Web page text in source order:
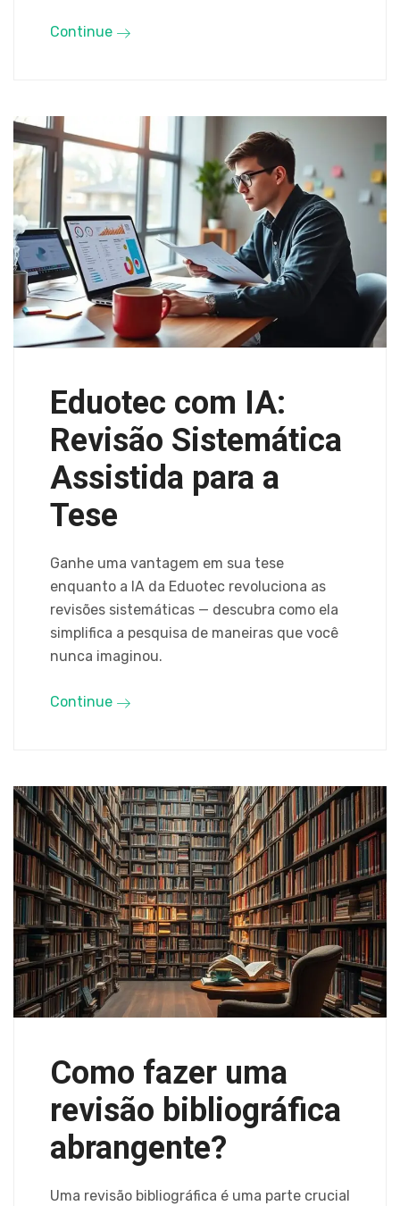
Continue
Eduotec com IA:
Revisão Sistemática
Assistida para a
Tese
Ganhe uma vantagem em sua tese
enquanto a IA da Eduotec revoluciona as
revisões sistemáticas — descubra como ela
simplifica a pesquisa de maneiras que você
nunca imaginou.
Continue
Como fazer uma
revisão bibliográfica
abrangente?
Uma revisão bibliográfica é uma parte crucial